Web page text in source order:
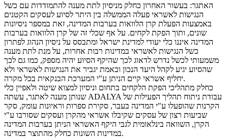
האתגר: בעשור האחרון כחלק מניסיון לתת מענה להתמודדות עם כשל
הנגישות לאשראי פעלה הממשלה בין היתר לסיוע לעסקים הקטנים
באמצעות הפעלת קרן הלוואות בערבות המדינה, זאת במספר ניסיונות
שונים, ותוך הפקת לקחים. על אף שכלי זה של קרן הלוואות בערבות
המדינה איננו כלי יעודי למדינת ישראל ומתבסס על ניסיון הנהוג לפתרון
כשל הנגישות לאשראי במדינות רבות אחרות, על מנת לתת מענה
משמעותי לכשל נדרש לדאוג לכך שהיקף הסיוע יהיה מספק, כמו גם לכך
שהסיוע יגיע לקהל היעד הנכון ובאמת יגביר את הנגישות לאשראי ולא
יחליף אשראי קיים הניתן ע"י המערכת הבנקאית בכל מקרה.
כחלק מתהליכי הפקת הלקחים בתחום וניסיון למצוא שיטה ולאפיין כלי
שנותן מענה לאתגר, עשתה ADALYA עבודת ניתוח תהליך הפעילות של
הקרנות שהופעלו ע"י המדינה בעבר, סקירת ספרות וראיונות עומק, סקר
שביעות רצון של עסקים שקיבלו אשראי מהקרן ועסקים שסורבו ע"י
הקרן, השוואה בינלאומית לגבי היקף האשראי הניתן בערבות המדינה
במדינות השונות כחלק מהתוצר במדינה.